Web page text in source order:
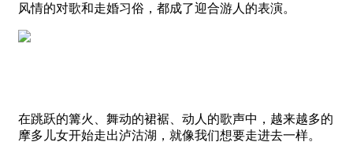
风情的对歌和走婚习俗，都成了迎合游人的表演。
在跳跃的篝火、舞动的裙裾、动人的歌声中，越来越多的
摩多儿女开始走出泸沽湖，就像我们想要走进去一样。